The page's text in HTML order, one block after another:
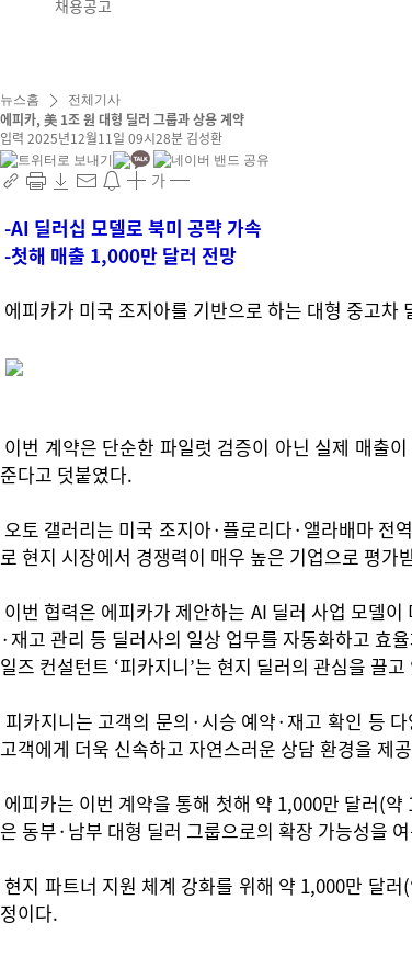
채용공고
뉴스홈 전체기사
에피카, 美 1조 원 대형 딜러 그룹과 상용 계약
입력 2025년12월11일 09시28분 김성환
가
-AI 딜러십 모델로 북미 공략 가속
-첫해 매출 1,000만 달러 전망
에피카가 미국 조지아를 기반으로 하는 대형 중고차
이번 계약은 단순한 파일럿 검증이 아닌 실제 매출
준다고 덧붙였다.
오토 갤러리는 미국 조지아·플로리다·앨라배마 전
로 현지 시장에서 경쟁력이 매우 높은 기업으로 평가
이번 협력은 에피카가 제안하는 AI 딜러 사업 모델
·재고 관리 등 딜러사의 일상 업무를 자동화하고 효
일즈 컨설턴트 ‘피카지니’는 현지 딜러의 관심을 끌고
피카지니는 고객의 문의·시승 예약·재고 확인 등
고객에게 더욱 신속하고 자연스러운 상담 환경을 제
에피카는 이번 계약을 통해 첫해 약 1,000만 달러(
은 동부·남부 대형 딜러 그룹으로의 확장 가능성을
현지 파트너 지원 체계 강화를 위해 약 1,000만 달
정이다.